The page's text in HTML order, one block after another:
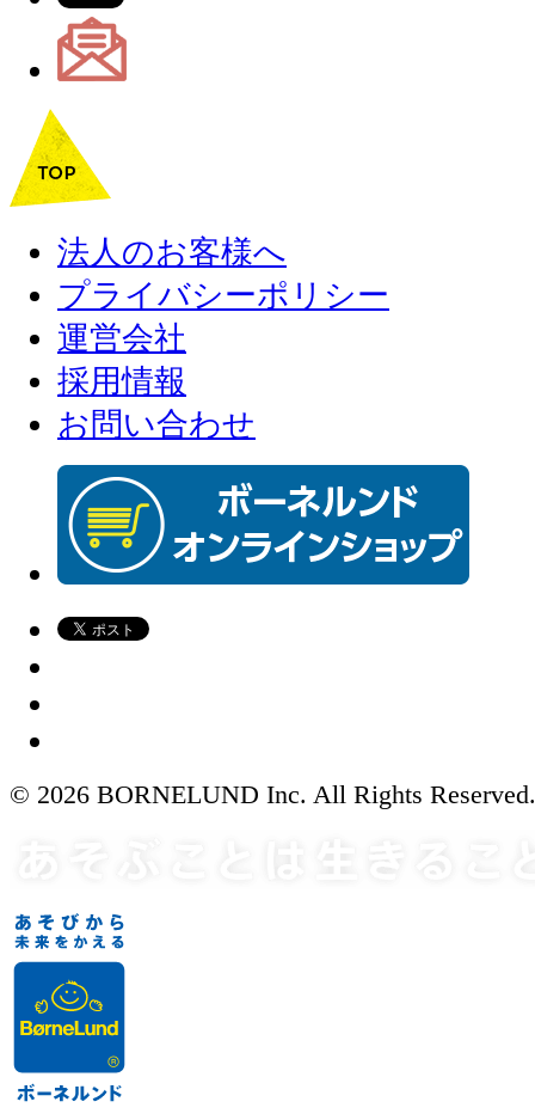
法人のお客様へ
プライバシーポリシー
運営会社
採用情報
お問い合わせ
© 2026 BORNELUND Inc. All Rights Reserved.